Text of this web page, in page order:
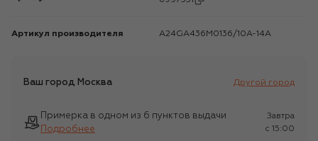
Артикул производителя A24GA436M0136/10A-14A
Ваш город Москва Другой город
Примерка в одном из 6 пунктов выдачи
Подробнее
Завтра
c 15:00